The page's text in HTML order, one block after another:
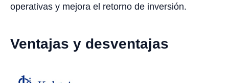
operativas y mejora el retorno de inversión.
Ventajas y desventajas